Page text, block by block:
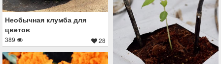
Необычная клумба для
цветов
389 28